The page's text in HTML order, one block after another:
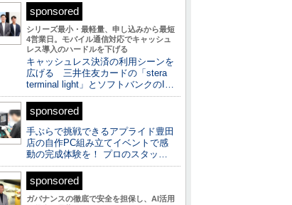
sponsored
シリーズ最小・最軽量、申し込みから最短
4営業日。モバイル通信対応でキャッシュ
レス導入のハードルを下げる
キャッシュレス決済の利用シーンを
広げる 三井住友カードの「stera
terminal light」とソフトバンクのI…
sponsored
手ぶらで挑戦できるアプライド豊田
店の自作PC組み立てイベントで感
動の完成体験を！ プロのスタッ…
sponsored
ガバナンスの徹底で安全を担保し、AI活用